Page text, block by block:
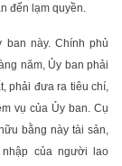
đến lạm quyền.
này. Chính phủ
năm, Ủy ban phải
phải đưa ra tiêu chí,
vụ của Ủy ban. Cụ
bằng này tài sản,
của người lao